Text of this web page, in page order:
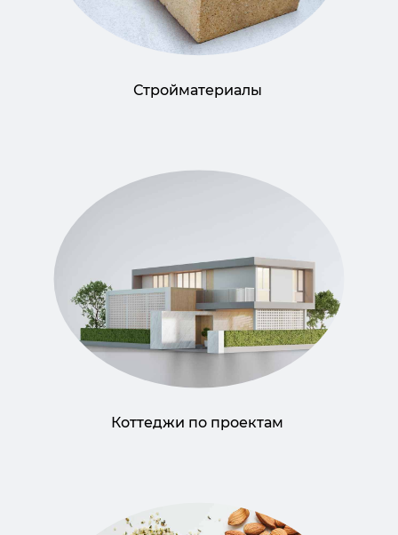
Стройматериалы
Коттеджи по проектам